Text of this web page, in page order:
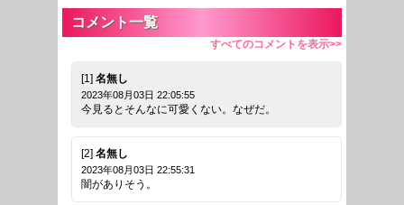
コメント一覧
すべてのコメントを表示>>
[1] 名無し
2023年08月03日 22:05:55
今見るとそんなに可愛くない。なぜだ。
[2] 名無し
2023年08月03日 22:55:31
闇がありそう。